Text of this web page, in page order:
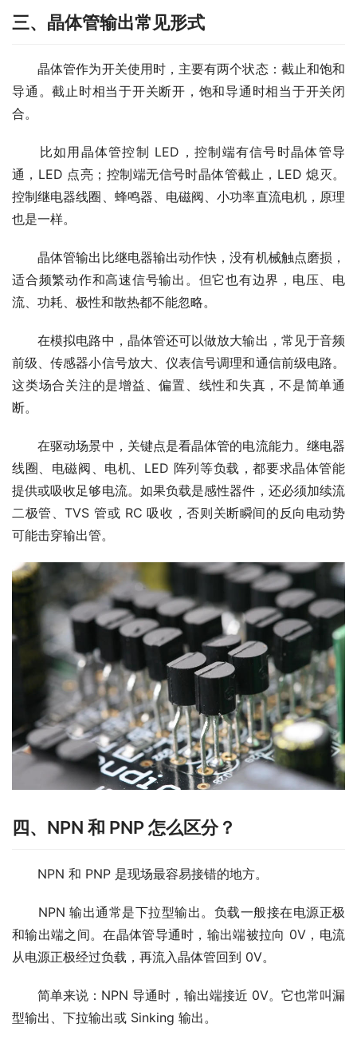
三、晶体管输出常见形式
晶体管作为开关使用时，主要有两个状态：截止和饱和
导通。截止时相当于开关断开，饱和导通时相当于开关闭
合。
比如用晶体管控制 LED，控制端有信号时晶体管导
通，LED 点亮；控制端无信号时晶体管截止，LED 熄灭。
控制继电器线圈、蜂鸣器、电磁阀、小功率直流电机，原理
也是一样。
晶体管输出比继电器输出动作快，没有机械触点磨损，
适合频繁动作和高速信号输出。但它也有边界，电压、电
流、功耗、极性和散热都不能忽略。
在模拟电路中，晶体管还可以做放大输出，常见于音频
前级、传感器小信号放大、仪表信号调理和通信前级电路。
这类场合关注的是增益、偏置、线性和失真，不是简单通
断。
在驱动场景中，关键点是看晶体管的电流能力。继电器
线圈、电磁阀、电机、LED 阵列等负载，都要求晶体管能
提供或吸收足够电流。如果负载是感性器件，还必须加续流
二极管、TVS 管或 RC 吸收，否则关断瞬间的反向电动势
可能击穿输出管。
四、NPN 和 PNP 怎么区分？
NPN 和 PNP 是现场最容易接错的地方。
NPN 输出通常是下拉型输出。负载一般接在电源正极
和输出端之间。在晶体管导通时，输出端被拉向 0V，电流
从电源正极经过负载，再流入晶体管回到 0V。
简单来说：NPN 导通时，输出端接近 0V。它也常叫漏
型输出、下拉输出或 Sinking 输出。